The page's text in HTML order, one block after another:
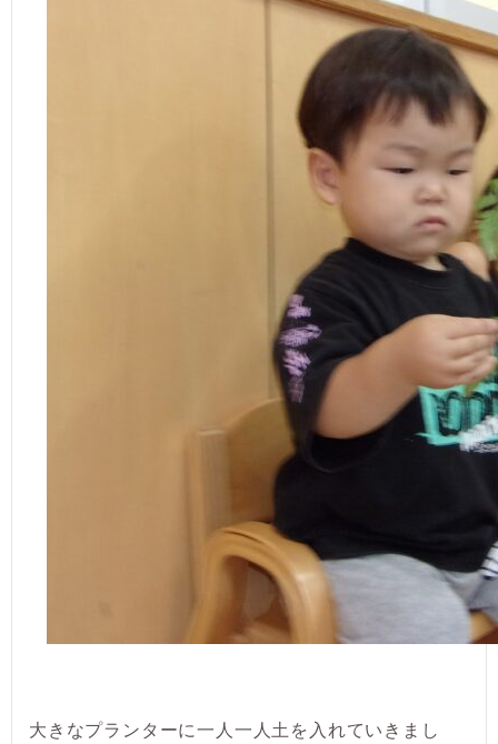
大きなプランターに一人一人土を入れていきまし